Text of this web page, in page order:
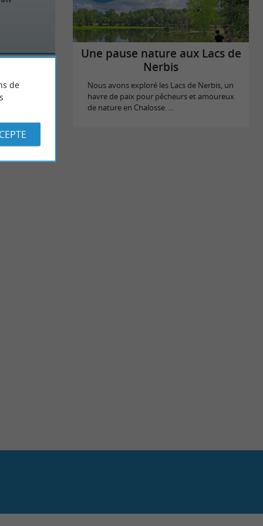
Une pause nature aux Lacs de
Nerbis
Nous avons exploré les Lacs de Nerbis, un
havre de paix pour pêcheurs et amoureux
de nature en Chalosse. ...
de